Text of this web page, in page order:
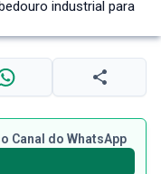
Canal do WhatsApp